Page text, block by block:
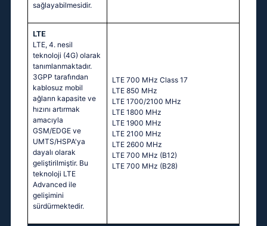
sağlayabilmesidir.
LTE
LTE, 4. nesil
teknoloji (4G) olarak
tanımlanmaktadır.
3GPP tarafından
kablosuz mobil
ağların kapasite ve
hızını artırmak
amacıyla
GSM/EDGE ve
UMTS/HSPA'ya
dayalı olarak
geliştirilmiştir. Bu
teknoloji LTE
Advanced ile
gelişimini
sürdürmektedir.
LTE 700 MHz Class 17
LTE 850 MHz
LTE 1700/2100 MHz
LTE 1800 MHz
LTE 1900 MHz
LTE 2100 MHz
LTE 2600 MHz
LTE 700 MHz (B12)
LTE 700 MHz (B28)